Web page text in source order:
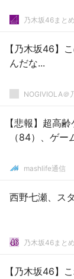
乃木坂46まと
【乃木坂46】
んだな...
NOGIVIOLA＠
【悲報】超高
（84）、ゲ
mashlife通信
西野七瀬、ス
乃木坂46まと
【乃木坂46】